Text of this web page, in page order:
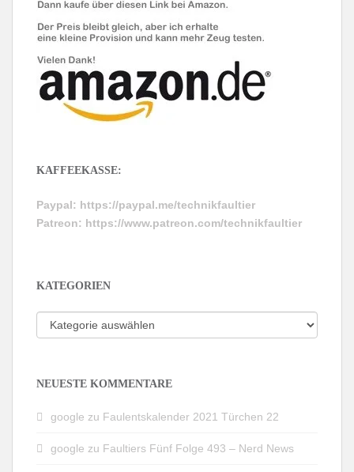
KAFFEEKASSE:
Paypal: https://paypal.me/technikfaultier
Patreon: https://www.patreon.com/technikfaultier
KATEGORIEN
Kategorien
NEUESTE KOMMENTARE
google zu Faulentskalender 2021 Türchen 22
google zu Faultiers Fünf Folge 493 – Nerd News